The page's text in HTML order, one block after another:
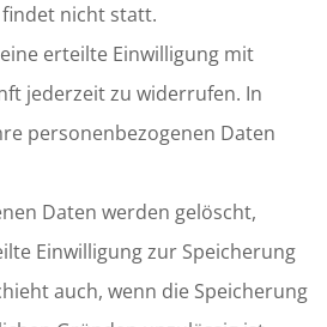
nicht statt.
erteilte Einwilligung mit
jederzeit zu widerrufen. In
personenbezogenen Daten
Daten werden gelöscht,
Einwilligung zur Speicherung
auch, wenn die Speicherung